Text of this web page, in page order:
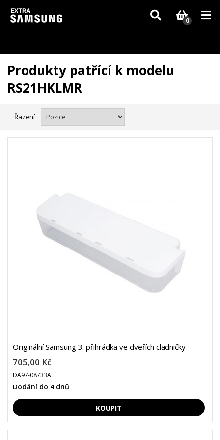
Vzhledem k aktuální situaci se může dodání dílů, které nejsou skladem,
zpozdit. Děkujeme za pochopení.
0
Produkty patřící k modelu
RS21HKLMR
Řazení
Originální Samsung 3. přihrádka ve dveřích cladničky
705,00 Kč
DA97-08733A
Dodání do 4 dnů